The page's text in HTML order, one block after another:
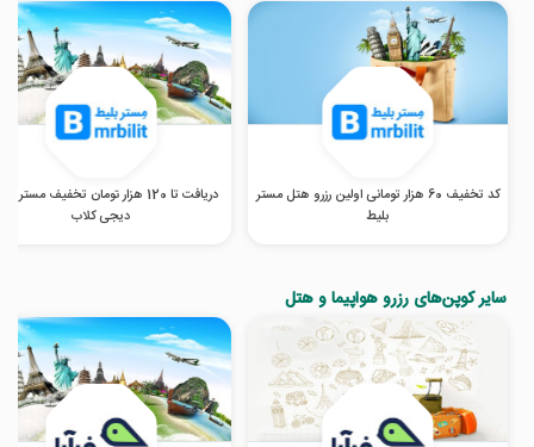
کد تخفیف 60 هزار تومانی اولین رزرو هتل مستر
بلیط
دریافت تا 120 هزار تومان تخفیف مستر
دیجی کلاب
سایر کوپن‌های رزرو هواپیما و هتل